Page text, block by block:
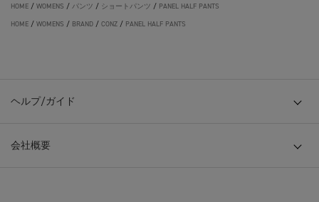
HOME / WOMENS / パンツ / ショートパンツ / PANEL HALF PANTS
HOME / WOMENS / BRAND / CONZ / PANEL HALF PANTS
ヘルプ/ガイド
会社概要